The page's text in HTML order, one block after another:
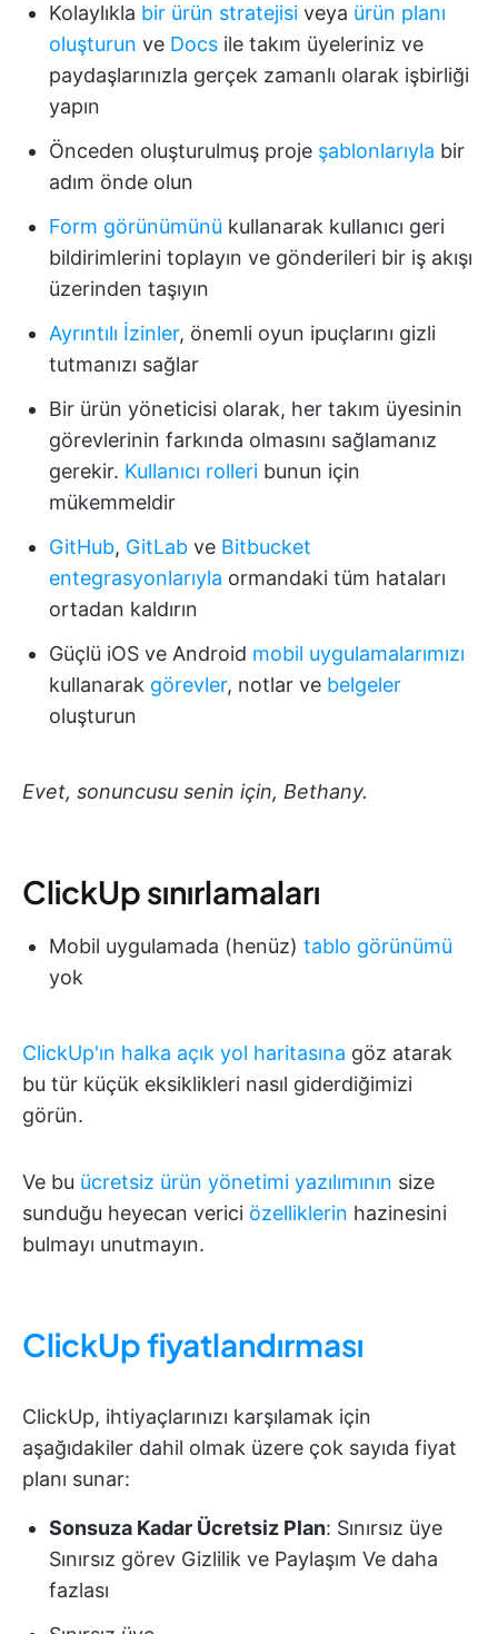
Kolaylıkla bir ürün stratejisi veya ürün planı
oluşturun ve Docs ile takım üyeleriniz ve
paydaşlarınızla gerçek zamanlı olarak işbirliği
yapın
Önceden oluşturulmuş proje şablonlarıyla bir
adım önde olun
Form görünümünü kullanarak kullanıcı geri
bildirimlerini toplayın ve gönderileri bir iş akışı
üzerinden taşıyın
Ayrıntılı İzinler, önemli oyun ipuçlarını gizli
tutmanızı sağlar
Bir ürün yöneticisi olarak, her takım üyesinin
görevlerinin farkında olmasını sağlamanız
gerekir. Kullanıcı rolleri bunun için
mükemmeldir
GitHub, GitLab ve Bitbucket
entegrasyonlarıyla ormandaki tüm hataları
ortadan kaldırın
Güçlü iOS ve Android mobil uygulamalarımızı
kullanarak görevler, notlar ve belgeler
oluşturun
Evet, sonuncusu senin için, Bethany.
ClickUp sınırlamaları
Mobil uygulamada (henüz) tablo görünümü
yok
ClickUp'ın halka açık yol haritasına göz atarak
bu tür küçük eksiklikleri nasıl giderdiğimizi
görün.
Ve bu ücretsiz ürün yönetimi yazılımının size
sunduğu heyecan verici özelliklerin hazinesini
bulmayı unutmayın.
ClickUp fiyatlandırması
ClickUp, ihtiyaçlarınızı karşılamak için
aşağıdakiler dahil olmak üzere çok sayıda fiyat
planı sunar:
Sonsuza Kadar Ücretsiz Plan: Sınırsız üye
Sınırsız görev Gizlilik ve Paylaşım Ve daha
fazlası